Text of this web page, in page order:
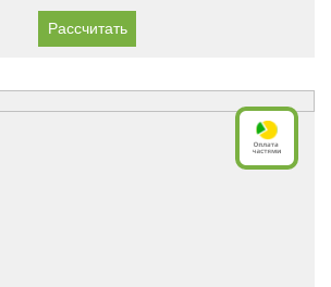
Рассчитать